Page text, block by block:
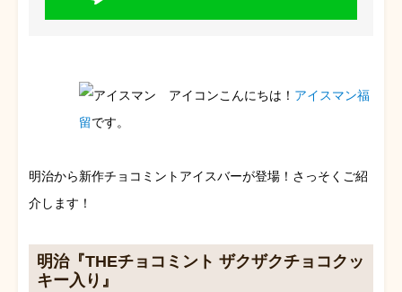
こんにちは！ アイスマン福
留です。
明治から新作チョコミントアイスバーが登場！さっそくご紹
介します！
明治『THEチョコミント ザクザクチョコクッ
キー入り』